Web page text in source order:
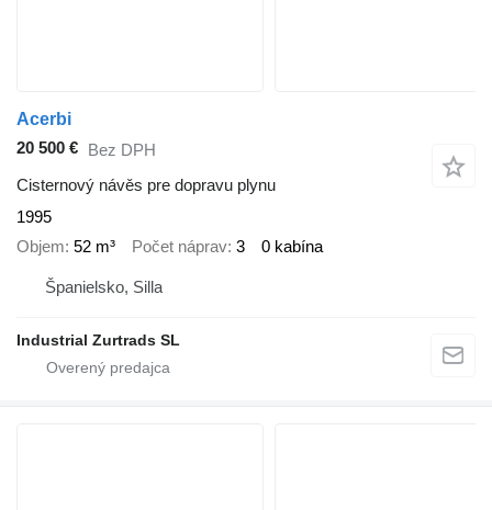
Acerbi
20 500 € Bez DPH
Cisternový návěs pre dopravu plynu
1995
Objem 52 m³ Počet náprav 3 0 kabína
Španielsko, Silla
Industrial Zurtrads SL